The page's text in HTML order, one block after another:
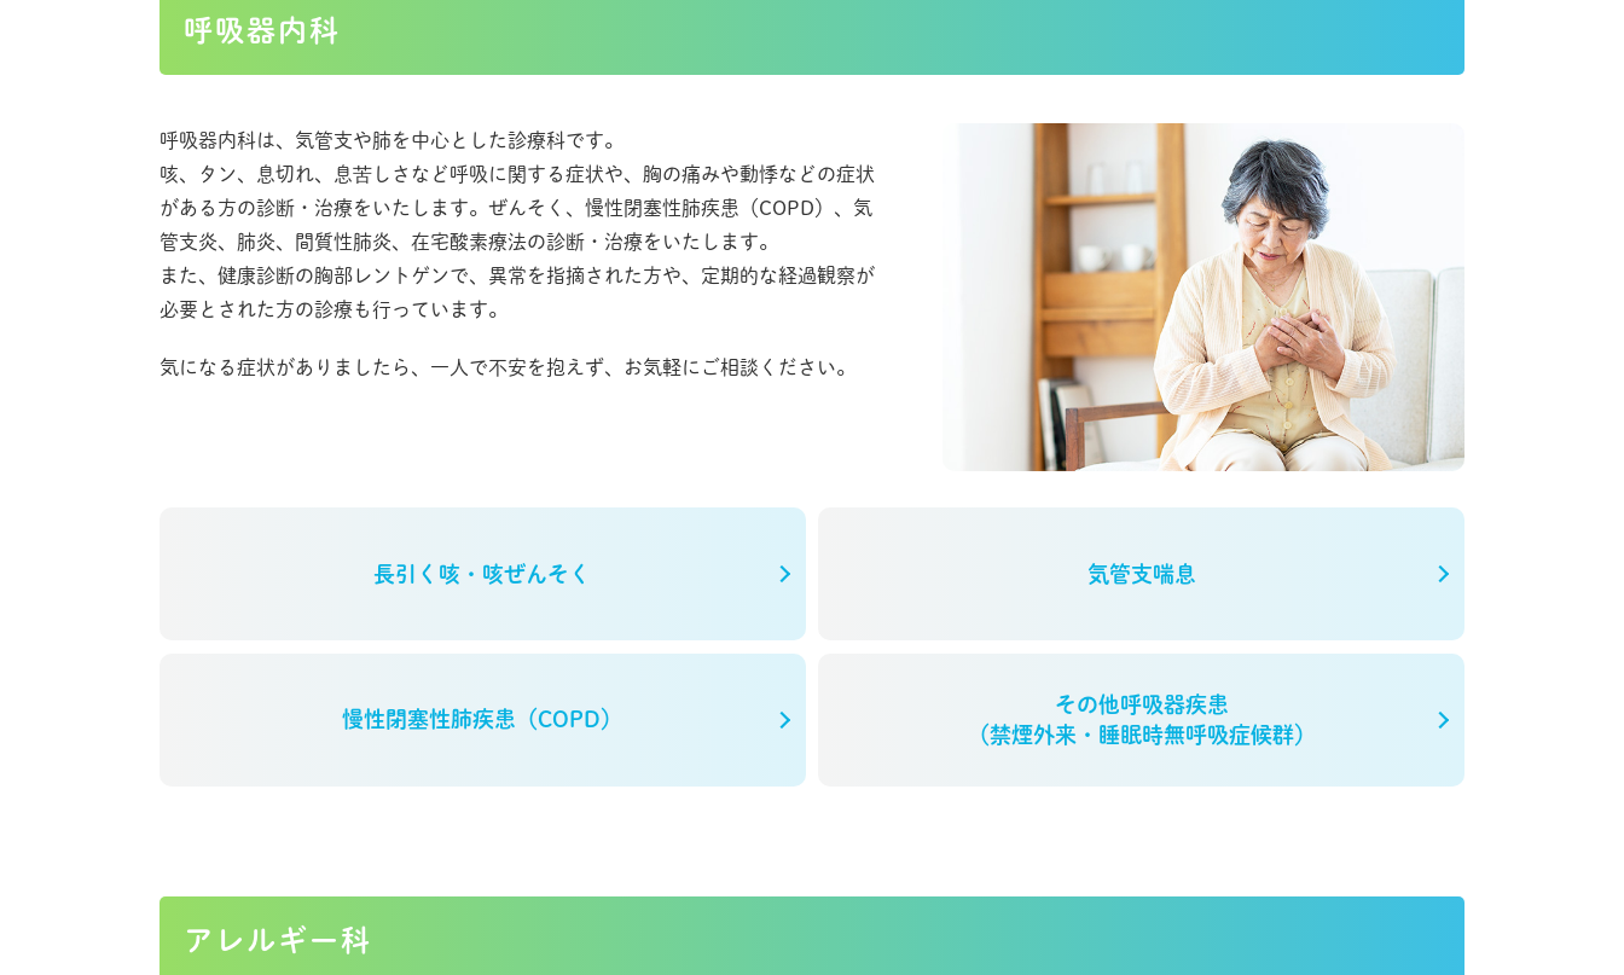
呼吸器内科
呼吸器内科は、気管支や肺を中心とした診療科です。
咳、タン、息切れ、息苦しさなど呼吸に関する症状や、胸の痛みや動悸などの症状
がある方の診断・治療をいたします。ぜんそく、慢性閉塞性肺疾患（COPD）、気
管支炎、肺炎、間質性肺炎、在宅酸素療法の診断・治療をいたします。
また、健康診断の胸部レントゲンで、異常を指摘された方や、定期的な経過観察が
必要とされた方の診療も行っています。
気になる症状がありましたら、一人で不安を抱えず、お気軽にご相談ください。
長引く咳・咳ぜんそく 気管支喘息
慢性閉塞性肺疾患（COPD）
その他呼吸器疾患
（禁煙外来・睡眠時無呼吸症候群）
アレルギー科